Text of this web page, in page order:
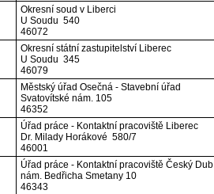
Okresní soud v Liberci
U Soudu 540
46072
Okresní státní zastupitelství Liberec
U Soudu 345
46079
Městský úřad Osečná - Stavební úřad
Svatovítské nám. 105
46352
Úřad práce - Kontaktní pracoviště Liberec
Dr. Milady Horákové 580/7
46001
Úřad práce - Kontaktní pracoviště Český Dub
nám. Bedřicha Smetany 10
46343